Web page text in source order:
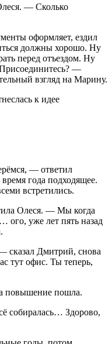
— Сколько
оформляет, ездил
должны хорошо. Ну
перед отъездом. Ну
Присоединитесь? —
взгляд на Марину.
к идее
— ответил
года подходящее.
встретились.
Олеся. — Мы когда
ого, уже лет пять назад
сказал Дмитрий, снова
тут офис. Ты теперь,
повышение пошла.
собиралась… Здорово,